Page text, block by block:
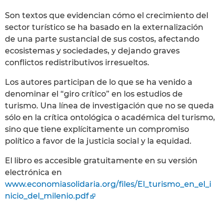
Son textos que evidencian cómo el crecimiento del
sector turístico se ha basado en la externalización
de una parte sustancial de sus costos, afectando
ecosistemas y sociedades, y dejando graves
conflictos redistributivos irresueltos.
Los autores participan de lo que se ha venido a
denominar el “giro crítico” en los estudios de
turismo. Una línea de investigación que no se queda
sólo en la crítica ontológica o académica del turismo,
sino que tiene explícitamente un compromiso
político a favor de la justicia social y la equidad.
El libro es accesible gratuitamente en su versión
electrónica en
www.economiasolidaria.org/files/El_turismo_en_el_i
nicio_del_milenio.pdf